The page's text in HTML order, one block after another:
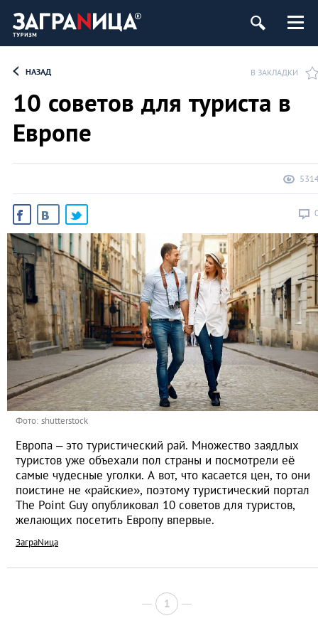
НАЗАД В ЗАКЛАДКИ
10 советов для туриста в
Европе
Фото: shutterstock
Европа – это туристический рай. Множество заядлых
туристов уже объехали пол страны и посмотрели её
самые чудесные уголки. А вот, что касается цен, то они
поистине не «райские», поэтому туристический портал
The Point Guy опубликовал 10 советов для туристов,
желающих посетить Европу впервые.
ЗаграNица
1